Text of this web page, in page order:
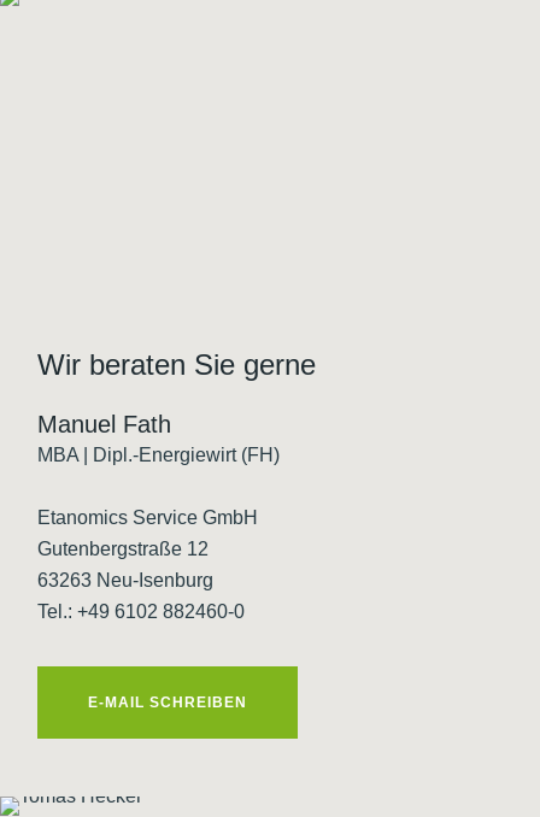
Wir beraten Sie gerne
Manuel Fath
MBA | Dipl.-Energiewirt (FH)
Etanomics Service GmbH
Gutenbergstraße 12
63263 Neu-Isenburg
Tel.: +49 6102 882460-0
E-MAIL SCHREIBEN